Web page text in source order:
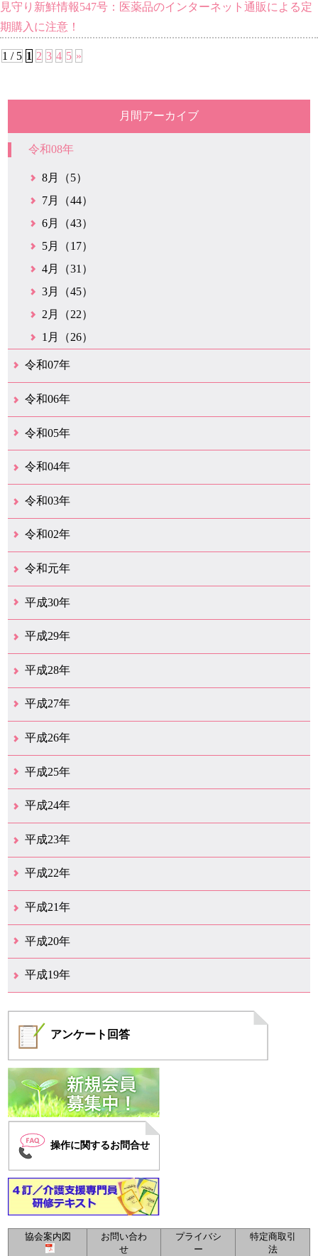
見守り新鮮情報547号：医薬品のインターネット通販による定
期購入に注意！
1 / 5 1 2 3 4 5 »
月間アーカイブ
令和08年
8月（5）
7月（44）
6月（43）
5月（17）
4月（31）
3月（45）
2月（22）
1月（26）
令和07年
12月（50）
11月（42）
10月（31）
9月（35）
8月（26）
7月（25）
6月（35）
5月（26）
4月（35）
3月（32）
2月（35）
1月（24）
令和06年
12月（46）
11月（38）
10月（32）
9月（29）
8月（36）
7月（30）
6月（33）
5月（29）
4月（45）
3月（50）
2月（21）
1月（75）
令和05年
12月（36）
11月（31）
10月（30）
9月（30）
8月（26）
7月（29）
6月（19）
5月（28）
4月（28）
3月（38）
2月（21）
1月（22）
令和04年
12月（40）
11月（22）
10月（33）
9月（35）
8月（31）
7月（25）
6月（33）
5月（16）
4月（48）
3月（42）
2月（23）
1月（31）
令和03年
12月（26）
11月（25）
10月（18）
9月（33）
8月（27）
7月（28）
6月（24）
5月（24）
4月（36）
3月（67）
2月（18）
1月（44）
令和02年
12月（41）
11月（18）
10月（25）
9月（21）
8月（31）
7月（28）
6月（41）
5月（36）
4月（49）
3月（69）
2月（36）
1月（15）
令和元年
12月（19）
11月（21）
10月（36）
9月（25）
8月（16）
7月（16）
6月（13）
5月（10）
4月（38）
3月（15）
2月（10）
1月（8）
平成30年
12月（14）
11月（13）
10月（18）
9月（17）
8月（19）
7月（66）
6月（19）
5月（16）
4月（29）
3月（41）
2月（16）
1月（15）
平成29年
12月（22）
11月（11）
10月（22）
9月（31）
8月（20）
7月（29）
6月（6）
5月（13）
4月（10）
3月（10）
2月（5）
1月（6）
平成28年
12月（15）
11月（12）
10月（12）
9月（21）
8月（11）
7月（18）
6月（16）
5月（27）
4月（49）
3月（37）
2月（12）
1月（9）
平成27年
12月（23）
11月（12）
10月（11）
9月（15）
8月（4）
7月（11）
6月（20）
5月（14）
4月（26）
3月（29）
2月（17）
1月（9）
平成26年
12月（11）
11月（11）
10月（9）
9月（11）
8月（12）
7月（9）
6月（12）
5月（5）
4月（13）
3月（12）
2月（8）
1月（9）
平成25年
12月（12）
11月（6）
10月（7）
9月（10）
8月（6）
7月（9）
6月（7）
5月（8）
4月（7）
3月（12）
2月（17）
1月（7）
平成24年
12月（8）
11月（5）
10月（7）
9月（10）
8月（5）
7月（7）
6月（9）
5月（7）
4月（6）
3月（12）
2月（2）
1月（4）
平成23年
12月（6）
11月（6）
10月（14）
9月（5）
8月（8）
7月（7）
6月（9）
5月（10）
4月（12）
3月（3）
2月（2）
平成22年
12月（1）
11月（5）
10月（7）
9月（15）
8月（12）
7月（11）
6月（12）
5月（6）
4月（4）
3月（17）
2月（7）
1月（6）
平成21年
12月（4）
11月（3）
10月（7）
9月（5）
8月（7）
7月（9）
6月（13）
5月（9）
4月（22）
3月（9）
2月（8）
平成20年
12月（6）
11月（4）
10月（6）
9月（4）
8月（1）
7月（6）
6月（1）
5月（1）
4月（1）
3月（2）
2月（4）
1月（2）
平成19年
アンケート 回答
操作に関するお問合せ
協会案内図
お問い合わ
せ
プライバシ
ー
特定商取引
法